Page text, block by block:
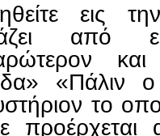
εις
από
«Πάλιν
το